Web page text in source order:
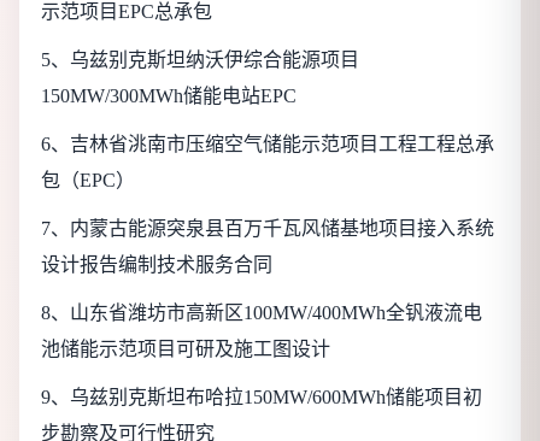
示范项目EPC总承包
5、乌兹别克斯坦纳沃伊综合能源项目
150MW/300MWh储能电站EPC
6、吉林省洮南市压缩空气储能示范项目工程工程总承
包（EPC）
7、内蒙古能源突泉县百万千瓦风储基地项目接入系统
设计报告编制技术服务合同
8、山东省潍坊市高新区100MW/400MWh全钒液流电
池储能示范项目可研及施工图设计
9、乌兹别克斯坦布哈拉150MW/600MWh储能项目初
步勘察及可行性研究